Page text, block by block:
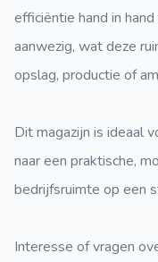
efficiëntie hand in
aanwezig, wat deze
opslag, productie of
Dit magazijn is ideaal
naar een praktische,
bedrijfsruimte op een
Interesse of vragen